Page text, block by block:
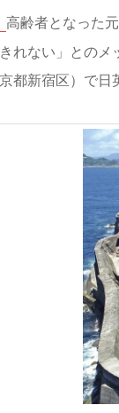
高齢者となった
れない」とのメ
都新宿区）で日